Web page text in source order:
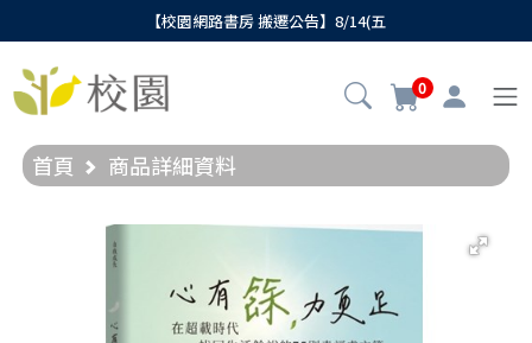
【校園網路書房 搬遷公告】8/14(五
0
首頁 商品詳細資料